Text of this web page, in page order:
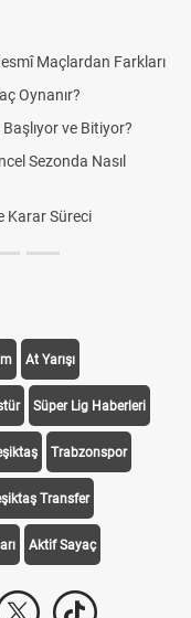
Maçlardan Farkları
Oynanır?
ve Bitiyor?
Sezonda Nasıl
Karar Süreci
At Yarışı
Süper Lig Haberleri
Trabzonspor
Transfer
Aktif Sayaç